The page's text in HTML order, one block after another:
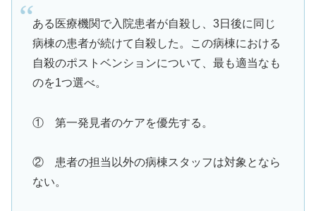
ある医療機関で入院患者が自殺し、3日後に同じ
病棟の患者が続けて自殺した。この病棟における
自殺のポストベンションについて、最も適当なも
のを1つ選べ。
① 第一発見者のケアを優先する。
② 患者の担当以外の病棟スタッフは対象となら
ない。